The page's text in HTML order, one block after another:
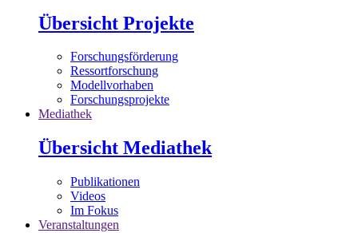
Übersicht Projekte
Forschungsförderung
Ressortforschung
Modellvorhaben
Forschungsprojekte
Mediathek
Übersicht Mediathek
Publikationen
Videos
Im Fokus
Veranstaltungen